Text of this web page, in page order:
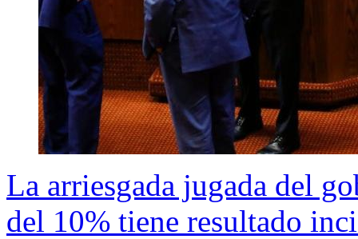
La arriesgada jugada del
del 10% tiene resultado